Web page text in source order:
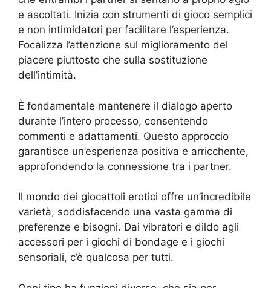
e ascoltati. Inizia con strumenti di gioco semplici
e non intimidatori per facilitare l’esperienza.
Focalizza l’attenzione sul miglioramento del
piacere piuttosto che sulla sostituzione
dell’intimità.
È fondamentale mantenere il dialogo aperto
durante l’intero processo, consentendo
commenti e adattamenti. Questo approccio
garantisce un’esperienza positiva e arricchente,
approfondendo la connessione tra i partner.
Il mondo dei giocattoli erotici offre un’incredibile
varietà, soddisfacendo una vasta gamma di
preferenze e bisogni. Dai vibratori e dildo agli
accessori per i giochi di bondage e i giochi
sensoriali, c’è qualcosa per tutti.